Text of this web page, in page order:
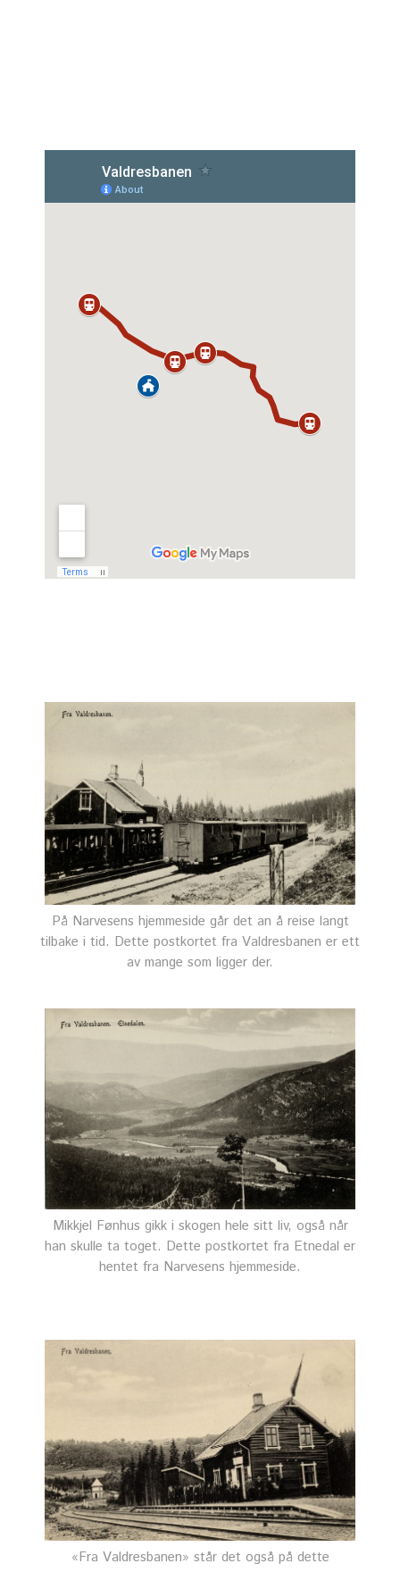
På Narvesens hjemmeside går det an å reise langt
tilbake i tid. Dette postkortet fra Valdresbanen er ett
av mange som ligger der.
Mikkjel Fønhus gikk i skogen hele sitt liv, også når
han skulle ta toget. Dette postkortet fra Etnedal er
hentet fra Narvesens hjemmeside.
«Fra Valdresbanen» står det også på dette